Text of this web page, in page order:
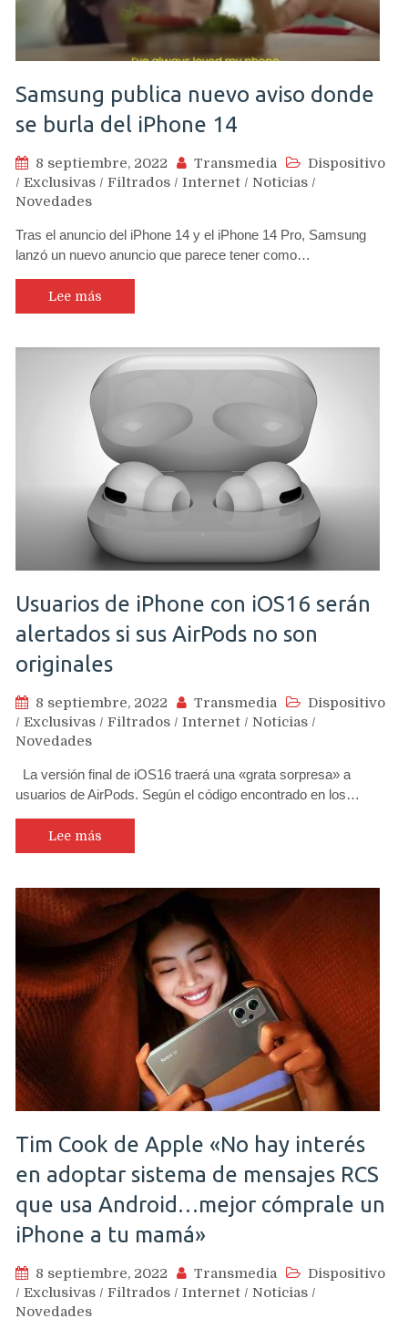
Samsung publica nuevo aviso donde
se burla del iPhone 14
8 septiembre, 2022 Transmedia
Dispositivo
/ Exclusivas / Filtrados / Internet / Noticias /
Novedades
Tras el anuncio del iPhone 14 y el iPhone 14 Pro, Samsung
lanzó un nuevo anuncio que parece tener como…
Lee más
Usuarios de iPhone con iOS16 serán
alertados si sus AirPods no son
originales
8 septiembre, 2022 Transmedia
Dispositivo
/ Exclusivas / Filtrados / Internet / Noticias /
Novedades
La versión final de iOS16 traerá una «grata sorpresa» a
usuarios de AirPods. Según el código encontrado en los…
Lee más
Tim Cook de Apple «No hay interés
en adoptar sistema de mensajes RCS
que usa Android…mejor cómprale un
iPhone a tu mamá»
8 septiembre, 2022 Transmedia
Dispositivo
/ Exclusivas / Filtrados / Internet / Noticias /
Novedades